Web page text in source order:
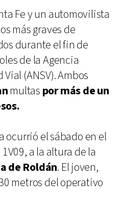
Fe y un automovilista
más graves de
durante el fin de
de la Agencia
(ANSV). Ambos
multas por más de un
ocurrió el sábado en el
a la altura de la
de Roldán. El joven,
metros del operativo